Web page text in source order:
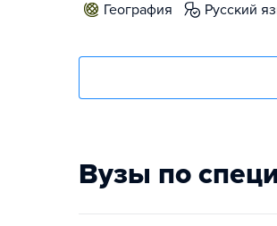
география русский
Вузы по